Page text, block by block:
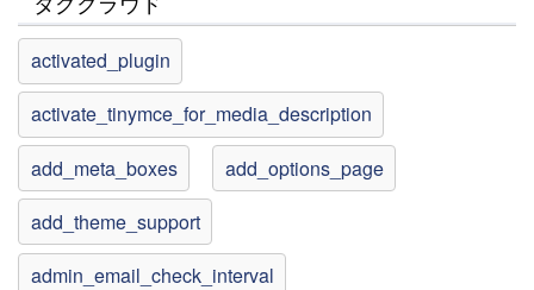
activated_plugin
activate_tinymce_for_media_description
add_meta_boxes
add_options_page
add_theme_support
admin_email_check_interval